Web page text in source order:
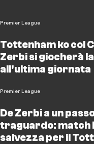
Premier League
Tottenham ko col
Zerbi si giocherà
all'ultima giornata
Premier League
De Zerbi a un
traguardo: match
salvezza per il